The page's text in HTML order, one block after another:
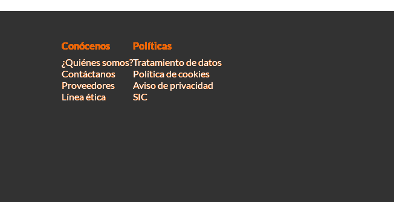
Conócenos
¿Quiénes somos?
Contáctanos
Proveedores
Línea ética
Políticas
Tratamiento de datos
Política de cookies
Aviso de privacidad
SIC